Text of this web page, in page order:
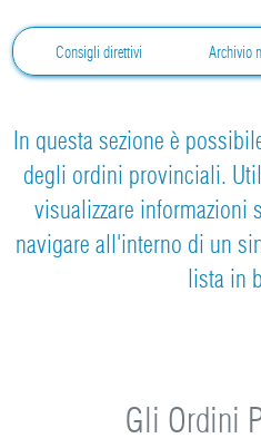
Consigli direttivi Archivio
In questa sezione è
degli ordini provinciali.
visualizzare
navigare all'interno di un
lista in
Gli Ordini